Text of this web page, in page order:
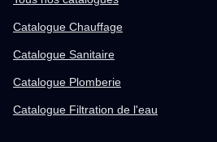
Catalogue Chauffage
Catalogue Sanitaire
Catalogue Plomberie
Catalogue Filtration de l'eau